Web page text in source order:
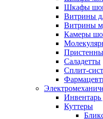
Шкафы
Витрины
Витрины
Камеры
Саладетты
Сплит-
Инвентарь
Куттеры